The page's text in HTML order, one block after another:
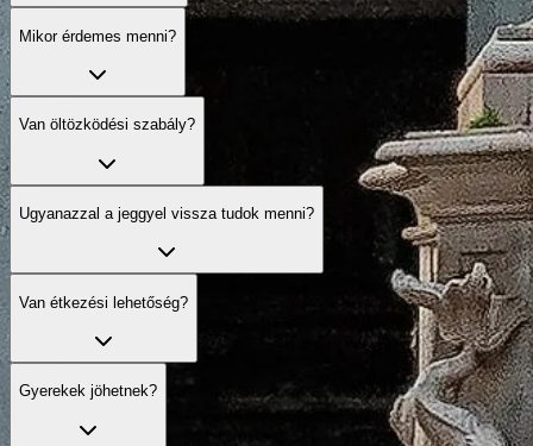
Mikor érdemes menni?
Van öltözködési szabály?
Ugyanazzal a jeggyel vissza tudok menni?
Van étkezési lehetőség?
Gyerekek jöhetnek?